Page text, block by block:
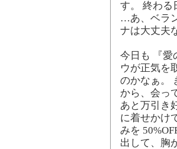
す。 終わる
…あ、ベラ
ナは大丈夫
今日も 『愛
ウが正気を
のかなぁ。
から、会っ
あと万引き
に着せかけ
みを
出して、胸